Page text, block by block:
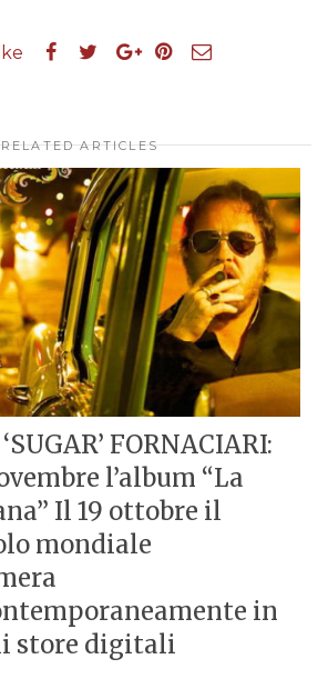
RELATED ARTICLES
FORNACIARI:
l’album “La
Il 19 ottobre il
mondiale
in
store digitali